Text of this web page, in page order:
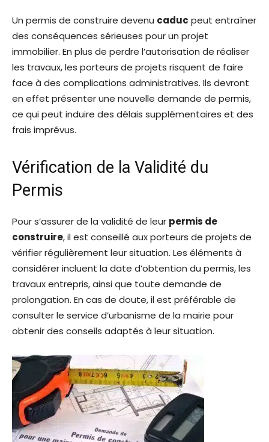
Un permis de construire devenu caduc peut entraîner
des conséquences sérieuses pour un projet
immobilier. En plus de perdre l’autorisation de réaliser
les travaux, les porteurs de projets risquent de faire
face à des complications administratives. Ils devront
en effet présenter une nouvelle demande de permis,
ce qui peut induire des délais supplémentaires et des
frais imprévus.
Vérification de la Validité du
Permis
Pour s’assurer de la validité de leur permis de
construire, il est conseillé aux porteurs de projets de
vérifier régulièrement leur situation. Les éléments à
considérer incluent la date d’obtention du permis, les
travaux entrepris, ainsi que toute demande de
prolongation. En cas de doute, il est préférable de
consulter le service d’urbanisme de la mairie pour
obtenir des conseils adaptés à leur situation.